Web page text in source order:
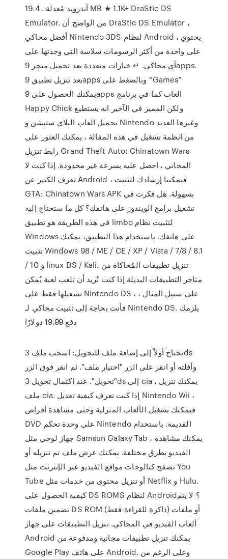
أندرويد مُعدلة . 19.4 MB ★ 1.1K+ DraStic DS
Emulator. من الواضح أن DraStic DS Emulator ،
أفضل محاكي Nintendo 3DS لنظام Android ، يحتوي
على واحدة من أكثر الرسومات سلاسة التي وجدتها على
أي محاكي. ↵ خيارات متعددة بعد تحميل متجر 9apps.
بعد تنزيل تطبيق 9apps وبالضغط على “Games”
يمكنك الحصول على 9apps العاب كما في برنامج
Happy Chick ولكن المميز في الآخير انه يستطيع
تحميل العاب البلاي ستيشن و Nintendo وغيرها العديد
من انظمة تشغيل في هذه المقالة ، يمكنك العثور على
رابط تنزيل Grand Theft Auto: Chinatown Wars
المجاني ، احصل عليه بسرعة غير محدودة. إذا كنت لا
تعرف الكثير عن Android ، فيمكننا إرشادك لتثبيت
GTA: Chinatown Wars APK بسهولة. هل فكرت في
تشغيل برامج الويندوز على هاتفك؟ كل ما ستحتاج إليه
في هذه الطريقة هو تطبيق limbo لتثبيت نظام
Windows على هاتفك. باستخدام هذا التطبيق، يمكنك
تثبيت Windows 98 / ME / CE / XP / Vista / 7/8 / 8.1
/ 10 و linux DS / Kali. تنزيل تطبيقات المُحاكاة من
متاجر التطبيقات البديلة إذا كنت تُريد أن تلعب لعبة يُمكن
تشغيلها فقط على Nintendo DS ، على سبيل المثال ،
فأنت بحاجة إلى تثبيت محاكي لـ Nintendo DS. يلزمك
دفع 19.99 دولارًا
تحتاج أولاً إلى إضافة ملف للتحويل: اسحب ملف 3ds
وأفلته أو انقر على الزر "اختيار ملف". ثم انقر فوق الزر
"تحويل". عند اكتمال تحويل 3ds إلى cia ، يمكنك تنزيل
ملف cia. إذا كنت تعرف كيفية تعديل Nintendo Wii ،
فيمكنك تشغيل الألعاب المنزلية وحتى مشاهدة أقراص
DVD على وحدة تحكم Nintendo القديمة. باستخدام
جهاز لوحي مثل Samsun Galaxy Tab ، يمكنك مشاهدة
الفيديو بطرق مختلفة. يمكنك عرض ملف تم تنزيله أو
تصفح كتالوجات مواقع الفيديو عبر الإنترنت مثل You
Tube أو تنزيل محتوى من خدمات مثل Netflix و Hulu.
كيفية الحصول على DS ROMS لنظام Android؟ لا يتم
تضمين ملفات DS ROM (ذاكرة للقراءة فقط) أو ملفات
ألعاب الفيديو في المحاكي. تنزيل التطبيقات على جهاز
Android يمكنك تنزيل تطبيقات مجانية ومدفوعة من
Google Play على هاتف Android. وعلى الرغم من